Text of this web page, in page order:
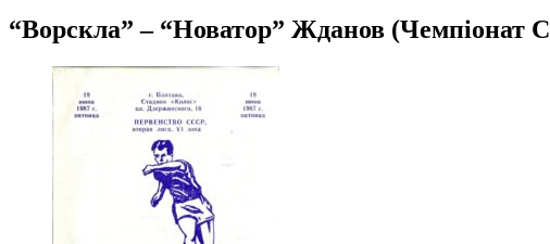
“Ворскла” – “Новатор” Жданов (Чемпіонат